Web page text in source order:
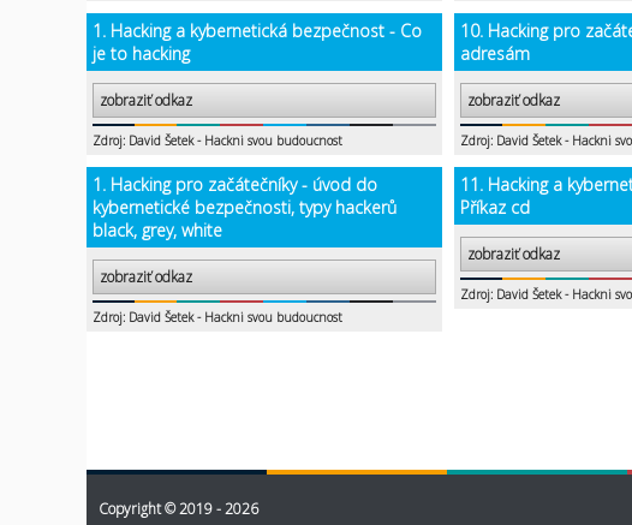
1. Hacking a kybernetická bezpečnost - Co
je to hacking
zobraziť odkaz
Zdroj: David Šetek - Hackni svou budoucnost
1. Hacking pro začátečníky - úvod do
kybernetické bezpečnosti, typy hackerů
black, grey, white
zobraziť odkaz
Zdroj: David Šetek - Hackni svou budoucnost
10. Hacking pro
adresám
zobraziť odkaz
Zdroj: David Šetek - Hackni
11. Hacking a
Příkaz cd
zobraziť odkaz
Zdroj: David Šetek - Hackni
Copyright © 2019 - 2026